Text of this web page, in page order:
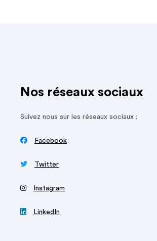
Nos réseaux sociaux
Suivez nous sur les réseaux sociaux :
 Facebook
 Twitter
‍ Instagram
 LinkedIn